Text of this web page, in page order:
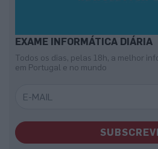
EXAME INFORMÁTICA DIÁRIA
Todos os dias, pelas 18h, a melhor
em Portugal e no mundo